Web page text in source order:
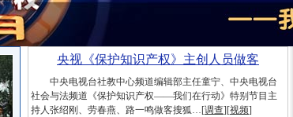
央视《保护知识产权》主创人员做客
中央电视台社教中心频道编辑部主任童宁、中央电视台
社会与法频道《保护知识产权——我们在行动》特别节目主
持人张绍刚、劳春燕、路一鸣做客搜狐…[调查][视频]